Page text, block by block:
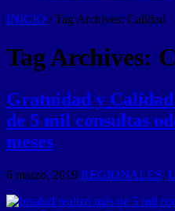
INICIO / Tag Archives: Calidad
Tag Archives:
Gratuidad​ y
de 5 mil consultas
meses
6 marzo, 2019 REGIONALES,